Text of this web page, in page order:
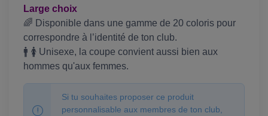
Large choix
🌈 Disponible dans une gamme de 20 coloris pour
correspondre à l’identité de ton club.
🚹 🚺 Unisexe, la coupe convient aussi bien aux
hommes qu'aux femmes.
Si tu souhaites proposer ce produit
personnalisable aux membres de ton club,